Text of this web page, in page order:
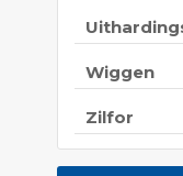
Wiggen
Zilfor